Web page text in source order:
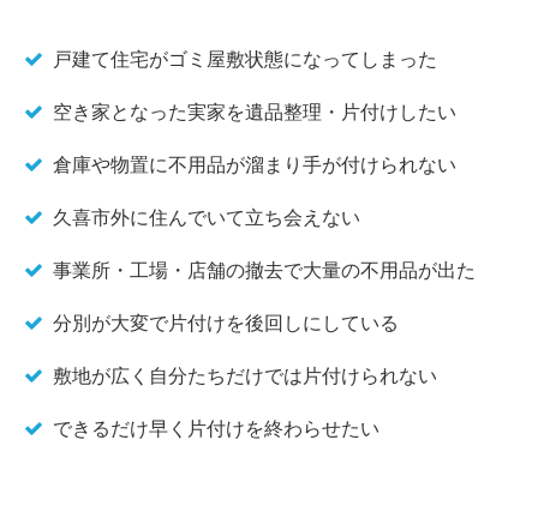
戸建て住宅がゴミ屋敷状態になってしまった
空き家となった実家を遺品整理・片付けしたい
倉庫や物置に不用品が溜まり手が付けられない
久喜市外に住んでいて立ち会えない
事業所・工場・店舗の撤去で大量の不用品が出た
分別が大変で片付けを後回しにしている
敷地が広く自分たちだけでは片付けられない
できるだけ早く片付けを終わらせたい